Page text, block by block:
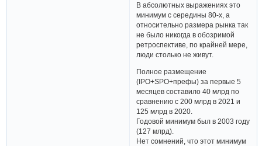
В абсолютных выражениях это
минимум с середины 80-х, а
относительно размера рынка так
не было никогда в обозримой
ретроспективе, по крайней мере,
люди столько не живут.
Полное размещение
(IPO+SPO+префы) за первые 5
месяцев составило 40 млрд по
сравнению с 200 млрд в 2021 и
125 млрд в 2020.
Годовой минимум был в 2003 году
(127 млрд).
Нет сомнений, что этот минимум